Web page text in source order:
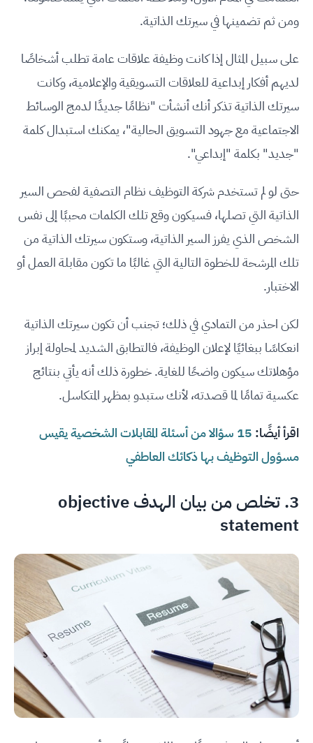
ومن ثم تضمينها في سيرتك الذاتية.
على سبيل المثال إذا كانت وظيفة علاقات عامة تطلب أشخاصًا
لديهم أفكار إبداعية للعلاقات التسويقية والإعلامية، وكانت
سيرتك الذاتية تذكر أنك أنشأت "نظامًا جديدًا لدمج الوسائط
الاجتماعية مع جهود التسويق الحالية"، يمكنك استبدال كلمة
"جديد" بكلمة "إبداعي".
حتى لو لم تستخدم شركة التوظيفنظام التصفية لفحص السير
الذاتية التي تصلها، فسيكون وقع تلك الكلمات محببًا إلى نفس
الشخص الذي يفرز السير الذاتية، وستكون سيرتك الذاتية من
تلك المرشحة للخطوة التالية التي غالبًا ما تكون مقابلة العمل أو
الاختبار.
لكن احذر من التمادي في ذلك؛ تجنب أن تكون سيرتك الذاتية
انعكاسًا ببغائيًا لإعلان الوظيفة، فالتطابق الشديد لمحاولة إبراز
مؤهلاتك سيكون واضحًا للغاية. خطورة ذلك أنه يأتي بنتائج
عكسية تمامًا لما قصدته، لأنك ستبدو بمظهر المتكاسل.
اقرأ أيضًا:
15 سؤالا من أسئلة المقابلات الشخصية يقيس
مسؤول التوظيف بها ذكائك العاطفي
3. تخلص من بيان الهدف
objective
statement